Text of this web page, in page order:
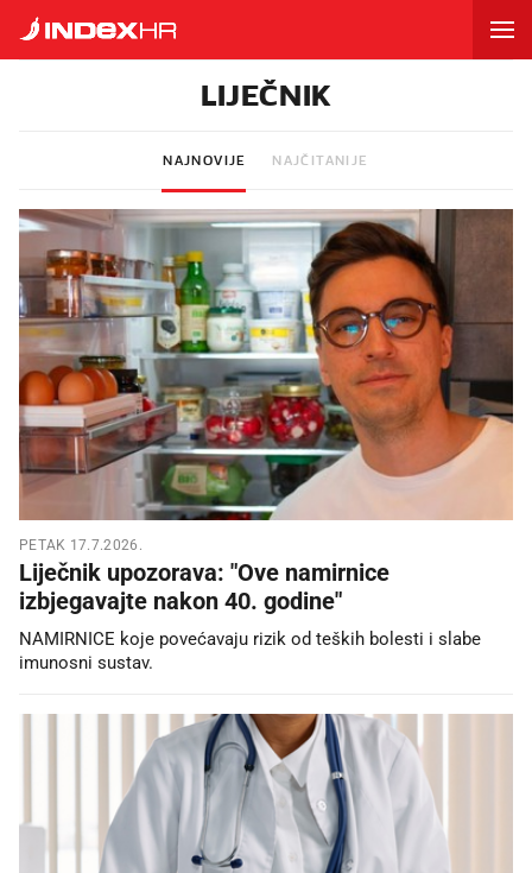
LIJEČNIK
NAJNOVIJE NAJČITANIJE
PETAK 17.7.2026.
Liječnik upozorava: "Ove namirnice
izbjegavajte nakon 40. godine"
NAMIRNICE koje povećavaju rizik od teških bolesti i slabe
imunosni sustav.